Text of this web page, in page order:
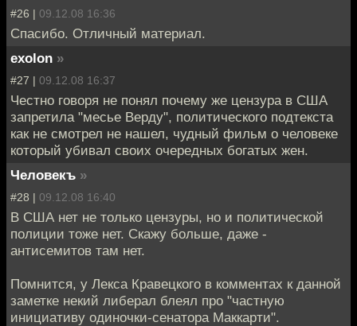
#26 | 09.12.08 16:36
Спасибо. Отличный материал.
exolon »
#27 | 09.12.08 16:37
Честно говоря не понял почему же цензура в США
запретила "месье Верду", политического подтекста
как не смотрел не нашел, чудный фильм о человеке
который убивал своих очередных богатых жен.
Человекъ »
#28 | 09.12.08 16:40
В США нет не только цензуры, но и политической
полиции тоже нет. Скажу больше, даже -
антисемитов там нет.
Помнится, у Лекса Кравецкого в комментах к данной
заметке некий либерал блеял про "частную
инициативу одиночки-сенатора Маккарти".